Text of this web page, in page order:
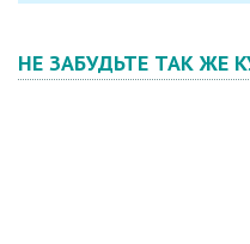
НЕ ЗАБУДЬТЕ ТАК ЖЕ